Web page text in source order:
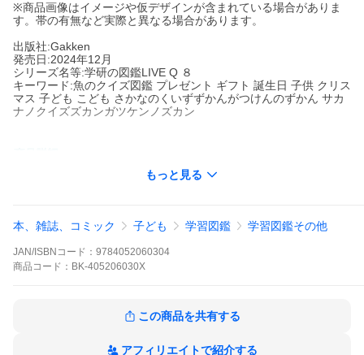
※商品画像はイメージや仮デザインが含まれている場合がありま
す。帯の有無など実際と異なる場合があります。
出版社:Gakken
発売日:2024年12月
シリーズ名等:学研の図鑑LIVE Q ８
キーワード:魚のクイズ図鑑 プレゼント ギフト 誕生日 子供 クリス
マス 子ども こども さかなのくいずずかんがつけんのずかん サカ
ナノクイズズカンガツケンノズカン
学研の図鑑LIVE Q ８
クイズブック。
※本データはこの商品が発売された時点の情報です。
もっと見る
本、雑誌、コミック 子ども 学習図鑑 学習図鑑その他
JAN/ISBNコード： 9784052060304
商品 コード： BK-405206030X
この商品を共有する
アフィリエイトで紹介する